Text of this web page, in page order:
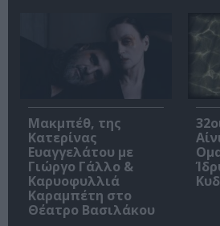
Μακμπέθ, της
Κατερίνας
Ευαγγελάτου με
Γιώργο Γάλλο &
Καρυοφυλλιά
Καραμπέτη στο
Θέατρο Βασιλάκου